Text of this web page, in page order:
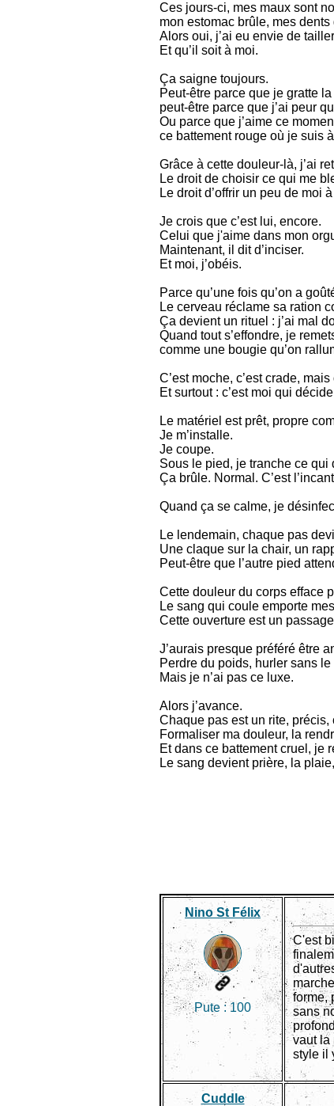
Ces jours-ci, mes maux sont
mon estomac brûle, mes
Alors oui, j’ai eu envie de
Et qu’il soit à moi.
Ça saigne toujours.
Peut-être parce que je gratte la
peut-être parce que j’ai peur
Ou parce que j’aime ce
ce battement rouge où je suis
Grâce à cette douleur-là, j’ai
Le droit de choisir ce qui me
Le droit d’offrir un peu de moi
Je crois que c’est lui, encore.
Celui que j'aime dans mon
Maintenant, il dit d’inciser.
Et moi, j’obéis.
Parce qu’une fois qu’on a
Le cerveau réclame sa ration
Ça devient un rituel : j’ai mal
Quand tout s’effondre, je
comme une bougie qu’on
C’est moche, c’est crade, mais
Et surtout : c’est moi qui
Le matériel est prêt, propre
Je m’installe.
Je coupe.
Sous le pied, je tranche ce qui
Ça brûle. Normal. C’est
Quand ça se calme, je
Le lendemain, chaque pas
Une claque sur la chair, un
Peut-être que l’autre pied
Cette douleur du corps efface
Le sang qui coule emporte
Cette ouverture est un
J’aurais presque préféré être
Perdre du poids, hurler sans
Mais je n’ai pas ce luxe.
Alors j’avance.
Chaque pas est un rite, précis,
Formaliser ma douleur, la
Et dans ce battement cruel, je
Le sang devient prière, la
Nino St Félix
Pute : 100
C'est
forme,
sans
vaut la
style il
Cuddle